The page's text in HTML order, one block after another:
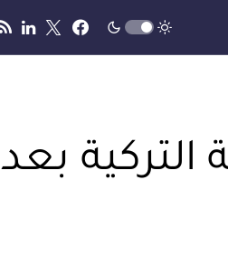
التركية بعد